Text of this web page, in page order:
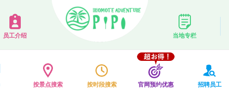
员工介绍 当地专栏
按景点搜索 按时段搜索 官网预约优惠 招聘员工